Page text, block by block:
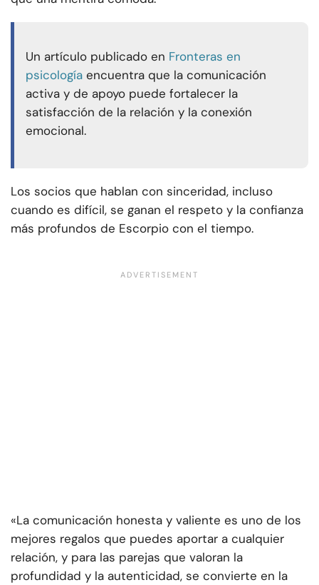
Un artículo publicado en Fronteras en
psicología encuentra que la comunicación
activa y de apoyo puede fortalecer la
satisfacción de la relación y la conexión
emocional.
Los socios que hablan con sinceridad, incluso
cuando es difícil, se ganan el respeto y la confianza
más profundos de Escorpio con el tiempo.
«La comunicación honesta y valiente es uno de los
mejores regalos que puedes aportar a cualquier
relación, y para las parejas que valoran la
profundidad y la autenticidad, se convierte en la